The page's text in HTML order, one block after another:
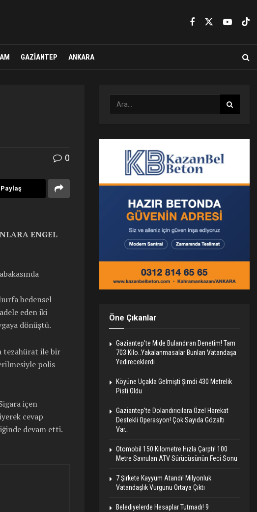
GAZIANTEP ANKARA
0
Paylaş
ENGEL
bedensel
eden iki
dönüştü.
tezahürat ile bir
polis
içen
cevap
devam etti.
Öne Çıkanlar
Gaziantep’te Mide Bulandıran Denetim! Tam
703 Kilo..Yakalanmasalar Bunları Vatandaşa
Yedireceklerdi
Köyüne Uçakla Gelmişti Şimdi 430 Metrelik
Pisti Oldu
Gaziantep’te Dolandırıcılara Özel Harekat
Destekli Operasyon! Çok Sayıda Gözaltı
Var…
Otomobil 150 Kilometre Hızla Çarptı! 100
Metre Savrulan ATV Sürücüsünün Feci Sonu
7 Şirkete Kayyum Atandı! Milyonluk
Vatandaşlık Vurgunu Ortaya Çıktı
Belediyelerde Hesaplar Tutmadı! 9